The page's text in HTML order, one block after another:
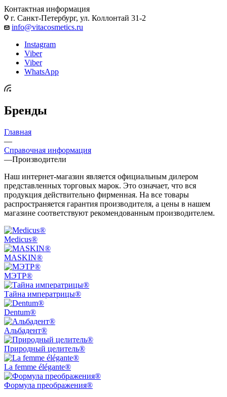
Контактная информация
г. Санкт-Петербург, ул. Коллонтай 31-2
info@vitacosmetics.ru
Instagram
Viber
Viber
WhatsApp
Бренды
Главная
—
Справочная информация
—Производители
Наш интернет-магазин является официальным дилером
представленных торговых марок. Это означает, что вся
продукция действительно фирменная. На все товары
распространяется гарантия производителя, а цены в нашем
магазине соответствуют рекомендованным производителем.
Medicus®
MASKIN®
МЭТР®
Тайна императрицы®
Dentum®
Альбадент®
Природный целитель®
La femme élégante®
Формула преображения®